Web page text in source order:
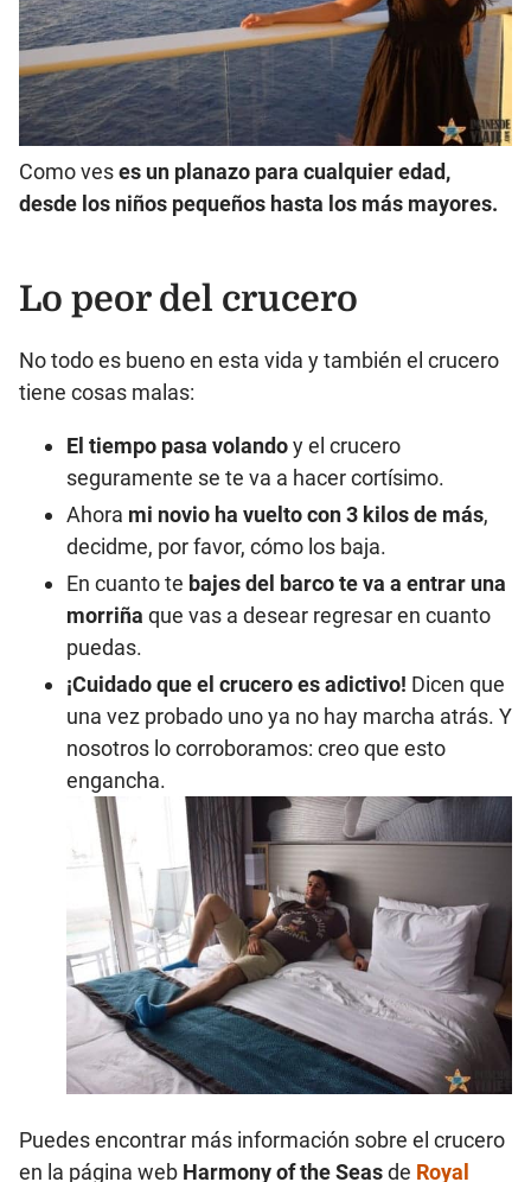
Como veses un planazo para cualquier edad,
desde los niños pequeños hasta los más mayores.
Lo peor del crucero
No todo es bueno en esta vida y también el crucero
tiene cosas malas:
El tiempo pasa volandoy el crucero
seguramente se te va a hacer cortísimo.
Ahora mi novio ha vuelto con 3 kilos de más,
decidme, por favor, cómo los baja.
En cuanto te bajes del barco te va a entrar una
morriña que vas a desear regresar en cuanto
puedas.
¡Cuidado que el crucero es adictivo! Dicen que
una vez probado uno ya no hay marcha atrás. Y
nosotros lo corroboramos: creo que esto
engancha.
Puedes encontrar más información sobre el crucero
en la página web Harmony of the Seasde Royal